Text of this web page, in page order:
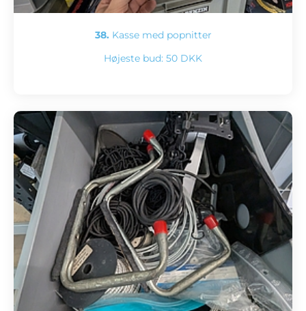
38. Kasse med popnitter
Højeste bud: 50 DKK